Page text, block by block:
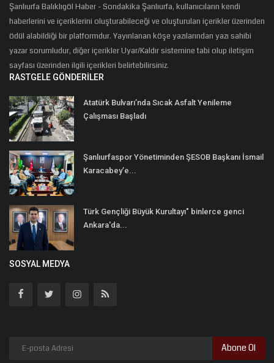
Şanlıurfa Balıklıgöl Haber - Sondakika Şanlıurfa, kullanıcıların kendi
haberlerini ve içeriklerini oluşturabileceği ve oluşturulan içerikler üzerinden
ödül alabildiği bir platformdur. Yayınlanan köşe yazılarından yazı sahibi
yazar sorumludur, diğer içerikler Uyar/Kaldır sistemine tabi olup iletişim
sayfası üzerinden ilgili içerikleri belirtebilirsiniz.
RASTGELE GÖNDERILER
Atatürk Bulvarı’nda Sıcak Asfalt Yenileme
Çalışması Başladı
Şanlıurfaspor Yönetiminden ŞESOB Başkanı İsmail
Karacabey’e...
Türk Gençliği Büyük Kurultayı" binlerce genci
Ankara'da...
SOSYAL MEDYA
Abone Ol